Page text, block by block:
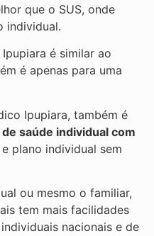
que o SUS, onde
individual.
é similar ao
é apenas para uma
Ipupiara, também é
de saúde individual com
e plano individual sem
ou mesmo o familiar,
tem mais facilidades
nacionais e de